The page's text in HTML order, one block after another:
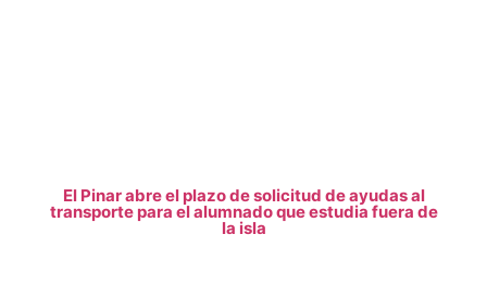
El Pinar abre el plazo de solicitud de ayudas al
transporte para el alumnado que estudia fuera de
la isla